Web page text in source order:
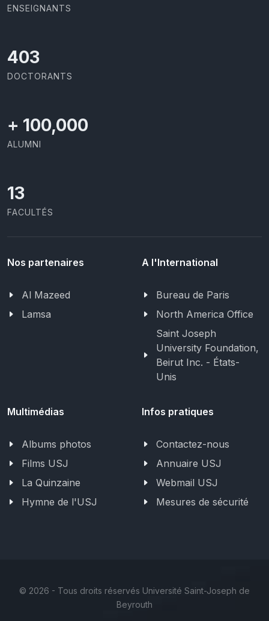
ENSEIGNANTS
437
DOCTORANTS
+ 100,000
ALUMNI
13
FACULTÉS
Nos partenaires
Al Mazeed
Lamsa
A l'International
Bureau de Paris
North America Office
Saint Joseph
University Foundation,
Beirut Inc. - États-
Unis
Multimédias
Albums photos
Films USJ
La Quinzaine
Hymne de l'USJ
Infos pratiques
Contactez-nous
Annuaire USJ
Webmail USJ
Mesures de sécurité
© 2026 - Tous droits réservés Université Saint-Joseph de
Beyrouth